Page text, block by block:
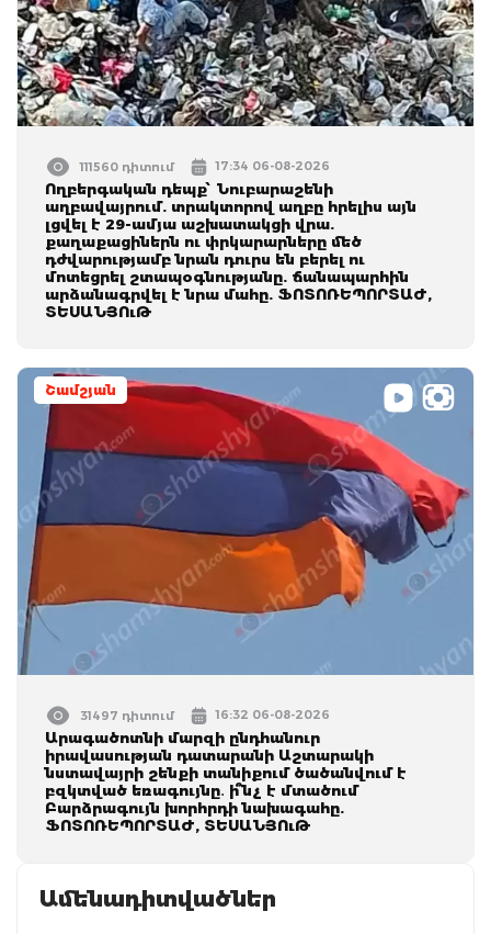
111560 դիտում 17:34 06-08-2026
Ողբերգական դեպք՝ Նուբարաշենի
աղբավայրում. տրակտորով աղբը հրելիս այն
լցվել է 29-ամյա աշխատակցի վրա.
քաղաքացիներն ու փրկարարները մեծ
դժվարությամբ նրան դուրս են բերել ու
մոտեցրել շտապօգնությանը. ճանապարհին
արձանագրվել է նրա մահը. ՖՈՏՈՌԵՊՈՐՏԱԺ,
ՏԵՍԱՆՅՈւԹ
Շամշյան
31497 դիտում 16:32 06-08-2026
Արագածոտնի մարզի ընդհանուր
իրավասության դատարանի Աշտարակի
նստավայրի շենքի տանիքում ծածանվում է
բզկտված եռագույնը․ ի՞նչ է մտածում
Բարձրագույն խորհրդի նախագահը.
ՖՈՏՈՌԵՊՈՐՏԱԺ, ՏԵՍԱՆՅՈւԹ
Ամենադիտվածներ